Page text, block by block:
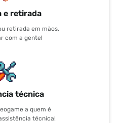
e retirada
retirada em mãos,
com a gente!
técnica
a quem é
técnica!